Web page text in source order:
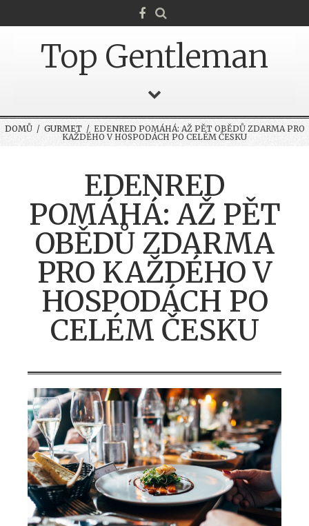
Top Gentleman
DOMŮ/GURMET/ EDENRED POMÁHÁ: AŽ PĚT OBĚDŮ ZDARMA PRO
KAŽDÉHO V HOSPODÁCH PO CELÉM ČESKU
EDENRED
POMÁHÁ: AŽ PĚT
OBĚDŮ ZDARMA
PRO KAŽDÉHO V
HOSPODÁCH PO
CELÉM ČESKU